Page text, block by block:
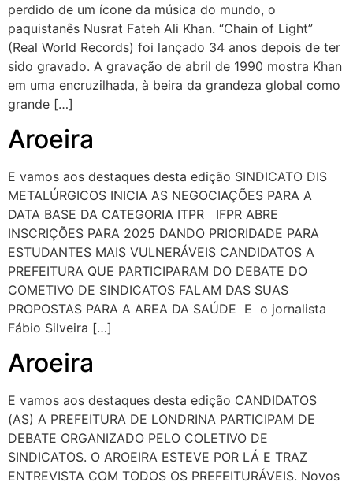
perdido de um ícone da música do mundo, o
paquistanês Nusrat Fateh Ali Khan. “Chain of Light”
(Real World Records) foi lançado 34 anos depois de ter
sido gravado. A gravação de abril de 1990 mostra Khan
em uma encruzilhada, à beira da grandeza global como
grande […]
Aroeira
E vamos aos destaques desta edição SINDICATO DIS
METALÚRGICOS INICIA AS NEGOCIAÇÕES PARA A
DATA BASE DA CATEGORIA ITPR IFPR ABRE
INSCRIÇÕES PARA 2025 DANDO PRIORIDADE PARA
ESTUDANTES MAIS VULNERÁVEIS CANDIDATOS A
PREFEITURA QUE PARTICIPARAM DO DEBATE DO
COMETIVO DE SINDICATOS FALAM DAS SUAS
PROPOSTAS PARA A AREA DA SAÚDE E o jornalista
Fábio Silveira […]
Aroeira
E vamos aos destaques desta edição CANDIDATOS
(AS) A PREFEITURA DE LONDRINA PARTICIPAM DE
DEBATE ORGANIZADO PELO COLETIVO DE
SINDICATOS. O AROEIRA ESTEVE POR LÁ E TRAZ
ENTREVISTA COM TODOS OS PREFEITURÁVEIS. Novos